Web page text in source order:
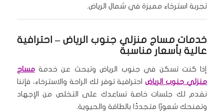
تجربة استرخاء مميزة في شمال الرياض.
خدمات مساج منزلي جنوب الرياض – احترافية
عالية بأسعار مناسبة
إذا كنت تسكن في جنوب الرياض وتبحث عن خدمةمساج
منزلي جنوب الرياضاحترافية توفر لك الراحة والاسترخاء، فإننا
نقدم لك جلسات خاصة تساعدك على التخلص من الإجهاد
وتمنحك شعورًا متجددًا بالطاقة والحيوية.